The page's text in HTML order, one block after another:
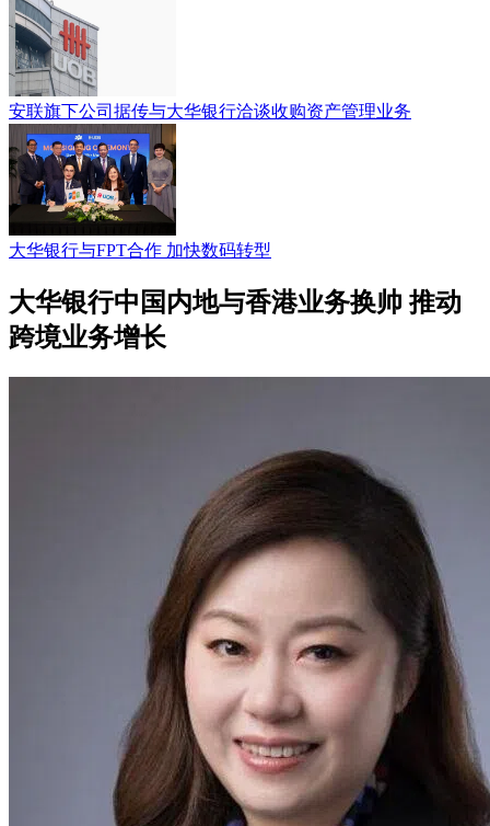
安联旗下公司据传与大华银行洽谈收购资产管理业务
大华银行与FPT合作 加快数码转型
大华银行中国内地与香港业务换帅 推动
跨境业务增长